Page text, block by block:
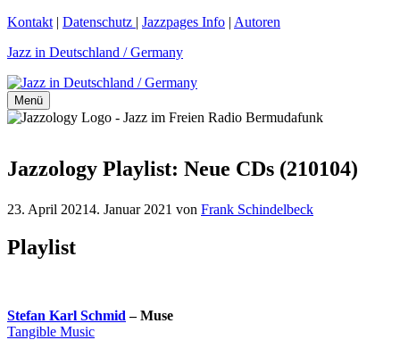
Zum
springen
Kontakt | Datenschutz | Jazzpages Info | Autoren
Jazz in Deutschland / Germany
Menü
Jazzology Playlist: Neue CDs (210104)
23. April 20214. Januar 2021 von Frank Schindelbeck
Playlist
Stefan Karl Schmid – Muse
Tangible Music